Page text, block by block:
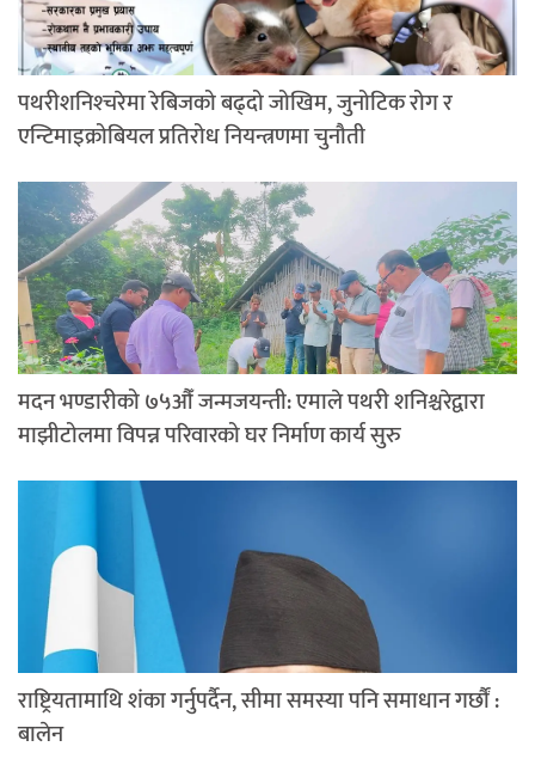
पथरीशनिश्‍चरेमा रेबिजको बढ्दो जोखिम, जुनोटिक रोग र
एन्टिमाइक्रोबियल प्रतिरोध नियन्त्रणमा चुनौती
मदन भण्डारीको ७५औँ जन्मजयन्ती: एमाले पथरी शनिश्चरेद्वारा
माझीटोलमा विपन्न परिवारको घर निर्माण कार्य सुरु
राष्ट्रियतामाथि शंका गर्नुपर्दैन, सीमा समस्या पनि समाधान गर्छौं :
बालेन